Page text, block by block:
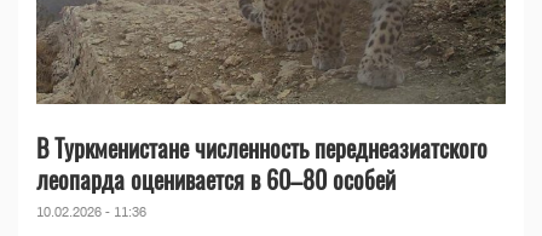
В Туркменистане численность переднеазиатского
леопарда оценивается в 60–80 особей
10.02.2026 - 11:36